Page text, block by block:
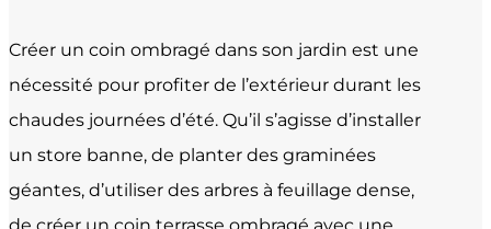
Créer un coin ombragé dans son jardin est une
nécessité pour profiter de l’extérieur durant les
chaudes journées d’été. Qu’il s’agisse d’installer
un store banne, de planter des graminées
géantes, d’utiliser des arbres à feuillage dense,